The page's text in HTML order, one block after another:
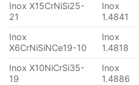
Inox X15CrNiSi25-
21
Inox
1.4841
Inox
X6CrNiSiNCe19-10
Inox
1.4818
Inox X10NiCrSi35-
19
Inox
1.4886